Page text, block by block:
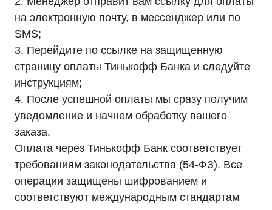
на электронную почту, в мессенджер или по
SMS;
3. Перейдите по ссылке на защищенную
страницу оплаты Тинькофф Банка и следуйте
инструкциям;
4. После успешной оплаты мы сразу получим
уведомление и начнем обработку вашего
заказа.
Оплата через Тинькофф Банк соответствует
требованиям законодательства (54-ФЗ). Все
операции защищены шифрованием и
соответствуют международным стандартам